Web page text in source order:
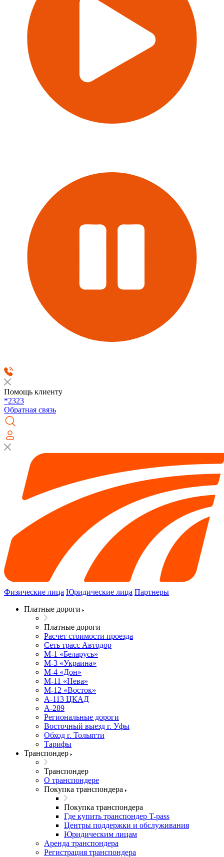
Помощь клиенту
*2323
Обратная связь
Физические лица Юридические лица Партнеры
Платные дороги
Платные дороги
Расчет стоимости проезда
Сеть трасс Автодор
М-1 «Беларусь»
М-3 «Украина»
М-4 «Дон»
М-11 «Нева»
М-12 «Восток»
А-113 ЦКАД
А-289
Региональные дороги
Восточный выезд г. Уфы
Обход г. Тольятти
Тарифы
Транспондер
Транспондер
О транспондере
Покупка транспондера
Покупка транспондера
Где купить транспондер T-pass
Центры поддержки и обслуживания
Юридическим лицам
Аренда транспондера
Регистрация транспондера